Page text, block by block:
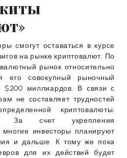
смогут оставаться в курсе
на рынке криптовалют. По
рынок относительно
его совокупный рыночный
$200 миллиардов. В связи с
не составляет трудностей
криптовалюты;
За счет укрепления
многие инвесторы планируют
и дальше. К тому же пока
для их действий будет